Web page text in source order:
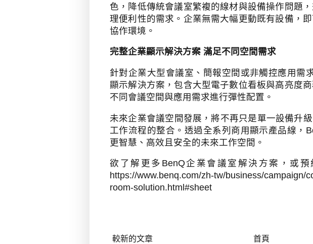
色，降低傳統會議室繁複的線材與設備操作問題
理便利性的需求。企業無需大幅更動既有設備，
協作環境。
完整企業顯示解決方案 滿足不同空間需求
針對企業大型會議室、簡報空間或非觸控應用需
顯示解決方案，包含大型電子數位看板與高亮度
不同會議空間與應用需求進行彈性配置。
未來企業會議空間發展，將不再只是單一設備升
工作流程的整合。透過全系列商用顯示產品線，
更智慧、高效且安全的未來工作空間。
欲了解更多 BenQ企業會議室解決方案，或預
https://www.benq.com/zh-tw/business/campaign/
room-solution.html#sheet
較新的文章 首頁